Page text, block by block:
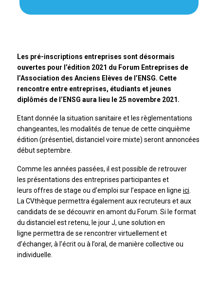
Les pré-inscriptions entreprises sont désormais
ouvertes pour l’édition 2021 du Forum Entreprises de
l’Association des Anciens Elèves de l’ENSG. Cette
rencontre entre entreprises, étudiants et jeunes
diplômés de l’ENSG aura lieu le 25 novembre 2021.
Etant donnée la situation sanitaire et les règlementations
changeantes, les modalités de tenue de cette cinquième
édition (présentiel, distanciel voire mixte) seront annoncées
début septembre.
Comme les années passées, il est possible de retrouver
les présentations des entreprises participantes et
leurs offres de stage ou d’emploi sur l’espace en ligne ici.
La CVthèque permettra également aux recruteurs et aux
candidats de se découvrir en amont du Forum. Si le format
du distanciel est retenu, le jour J, une solution en
ligne permettra de se rencontrer virtuellement et
d’échanger, à l’écrit ou à l’oral, de manière collective ou
individuelle.